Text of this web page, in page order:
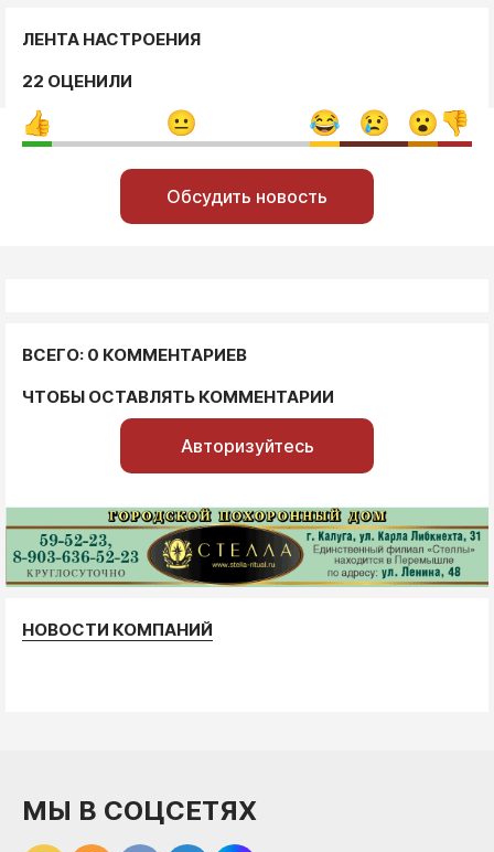
ЛЕНТА НАСТРОЕНИЯ
22 ОЦЕНИЛИ
Обсудить новость
ВСЕГО: 0 КОММЕНТАРИЕВ
ЧТОБЫ ОСТАВЛЯТЬ КОММЕНТАРИИ
Авторизуйтесь
НОВОСТИ КОМПАНИЙ
МЫ В СОЦСЕТЯХ